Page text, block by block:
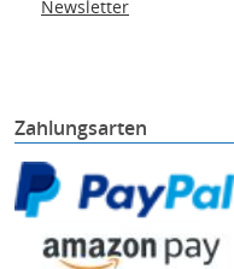
Newsletter
Zahlungsarten